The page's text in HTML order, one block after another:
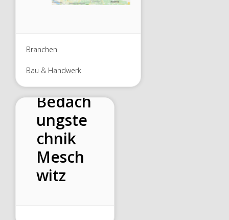
Branchen
Bau & Handwerk
Bedach
ungste
chnik
Mesch
witz